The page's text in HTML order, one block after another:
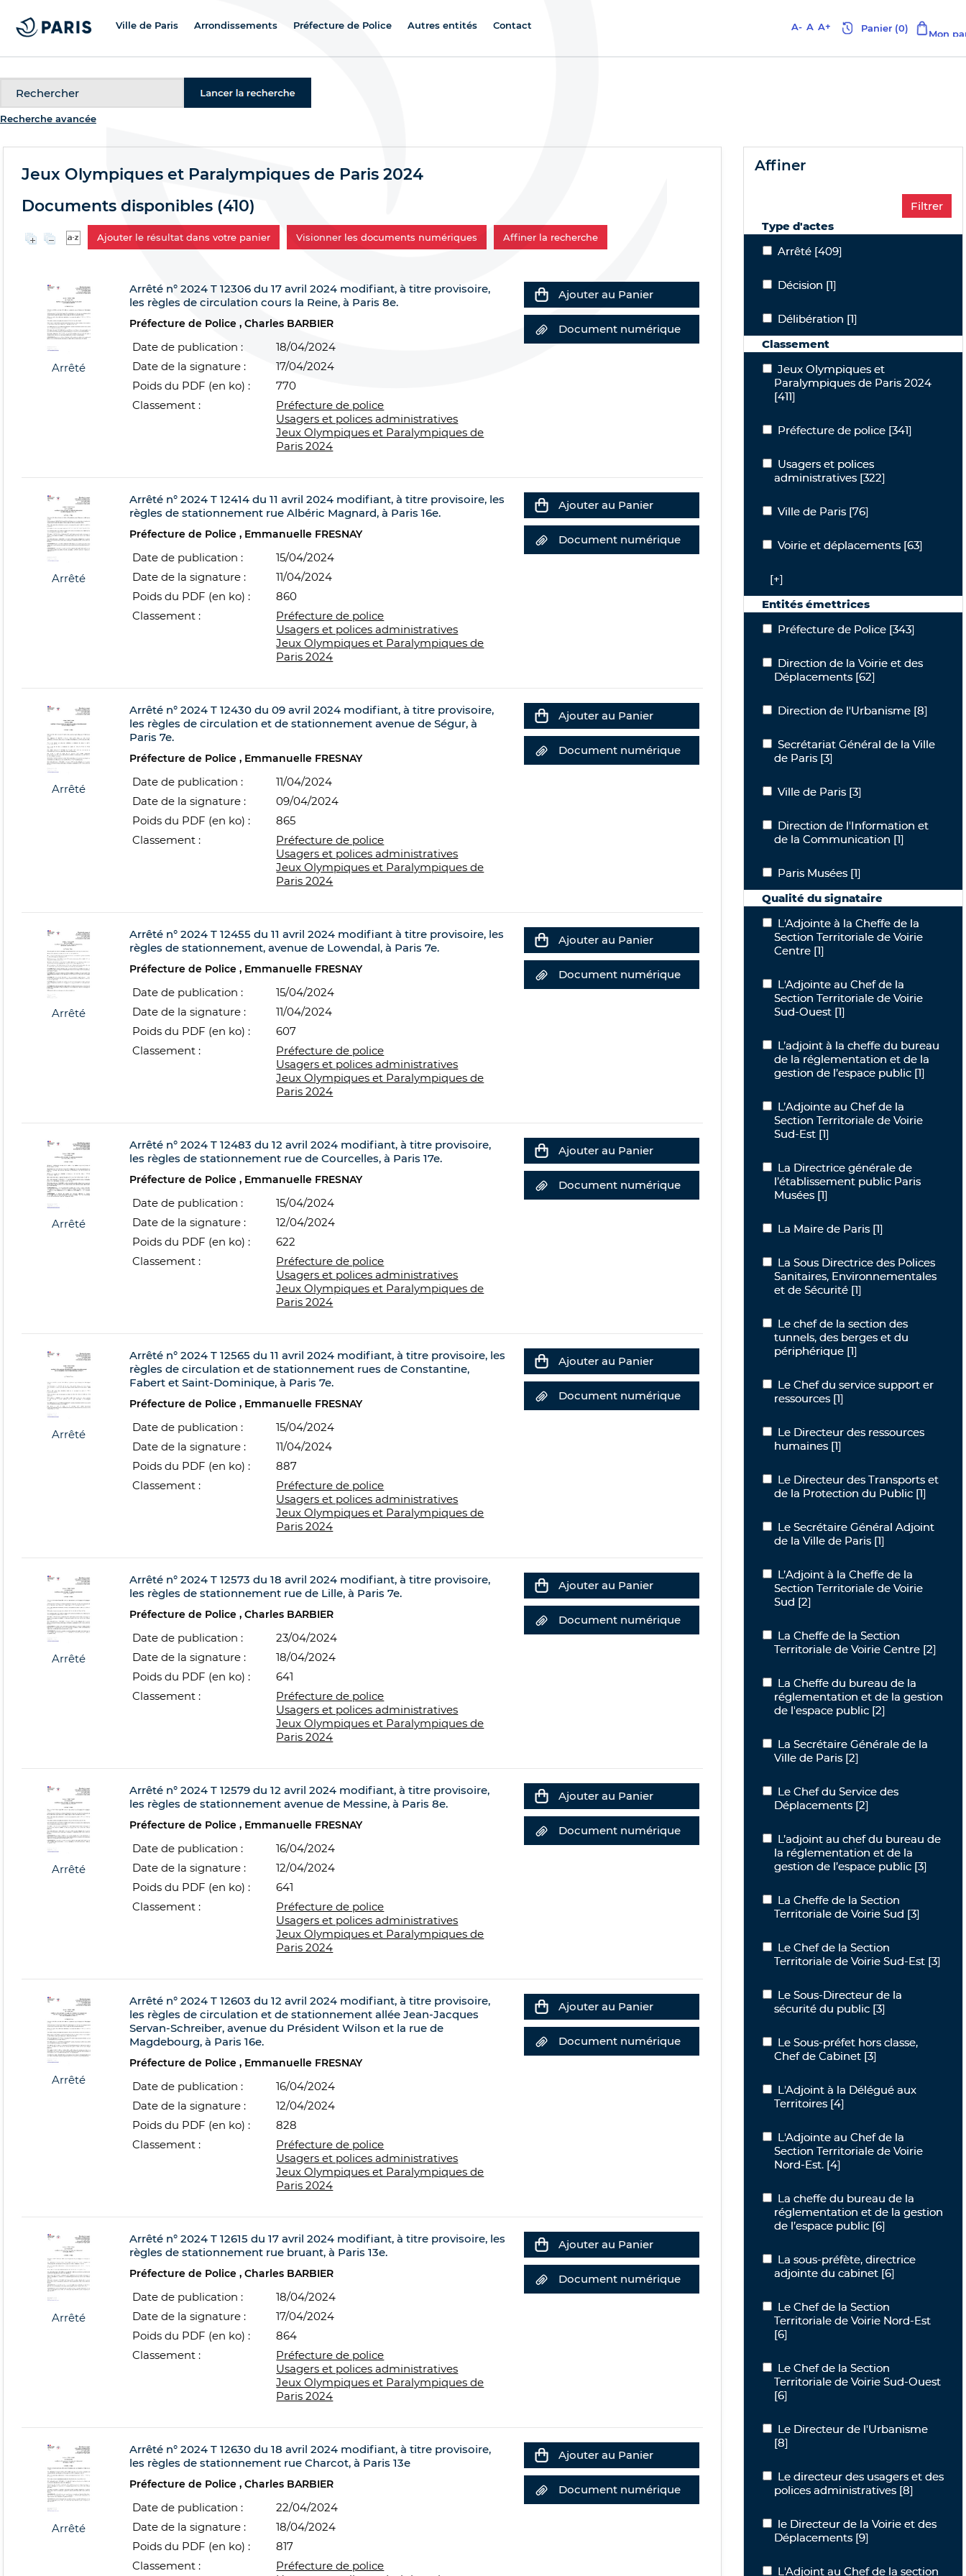
Ville de Paris Arrondissements Préfecture de Police Autres entités Contact A- A A+
Recherche avancée
Jeux Olympiques et Paralympiques de Paris 2024
Documents disponibles (410)
Ajouter le résultat dans votre panier Visionner les documents numériques Affiner la recherche
Arrêté
Arrêté n° 2024 T 12306 du 17 avril 2024 modifiant, à titre provisoire,
les règles de circulation cours la Reine, à Paris 8e.
Préfecture de Police Charles BARBIER
Date de publication :
18/04/2024
Date de la signature :
17/04/2024
Poids du PDF (en ko) :
770
Classement :
Préfecture de police
Usagers et polices administratives
Jeux Olympiques et Paralympiques de
Paris 2024
Ajouter au Panier
Document numérique
Arrêté
Arrêté n° 2024 T 12414 du 11 avril 2024 modifiant, à titre provisoire, les
règles de stationnement rue Albéric Magnard, à Paris 16e.
Préfecture de Police Emmanuelle FRESNAY
Date de publication :
15/04/2024
Date de la signature :
11/04/2024
Poids du PDF (en ko) :
860
Classement :
Préfecture de police
Usagers et polices administratives
Jeux Olympiques et Paralympiques de
Paris 2024
Ajouter au Panier
Document numérique
Arrêté
Arrêté n° 2024 T 12430 du 09 avril 2024 modifiant, à titre provisoire,
les règles de circulation et de stationnement avenue de Ségur, à
Paris 7e.
Préfecture de Police Emmanuelle FRESNAY
Date de publication :
11/04/2024
Date de la signature :
09/04/2024
Poids du PDF (en ko) :
865
Classement :
Préfecture de police
Usagers et polices administratives
Jeux Olympiques et Paralympiques de
Paris 2024
Ajouter au Panier
Document numérique
Arrêté
Arrêté n° 2024 T 12455 du 11 avril 2024 modifiant à titre provisoire, les
règles de stationnement, avenue de Lowendal, à Paris 7e.
Préfecture de Police Emmanuelle FRESNAY
Date de publication :
15/04/2024
Date de la signature :
11/04/2024
Poids du PDF (en ko) :
607
Classement :
Préfecture de police
Usagers et polices administratives
Jeux Olympiques et Paralympiques de
Paris 2024
Ajouter au Panier
Document numérique
Arrêté
Arrêté n° 2024 T 12483 du 12 avril 2024 modifiant, à titre provisoire,
les règles de stationnement rue de Courcelles, à Paris 17e.
Préfecture de Police Emmanuelle FRESNAY
Date de publication :
15/04/2024
Date de la signature :
12/04/2024
Poids du PDF (en ko) :
622
Classement :
Préfecture de police
Usagers et polices administratives
Jeux Olympiques et Paralympiques de
Paris 2024
Ajouter au Panier
Document numérique
Arrêté
Arrêté n° 2024 T 12565 du 11 avril 2024 modifiant, à titre provisoire, les
règles de circulation et de stationnement rues de Constantine,
Fabert et Saint-Dominique, à Paris 7e.
Préfecture de Police Emmanuelle FRESNAY
Date de publication :
15/04/2024
Date de la signature :
11/04/2024
Poids du PDF (en ko) :
887
Classement :
Préfecture de police
Usagers et polices administratives
Jeux Olympiques et Paralympiques de
Paris 2024
Ajouter au Panier
Document numérique
Arrêté
Arrêté n° 2024 T 12573 du 18 avril 2024 modifiant, à titre provisoire,
les règles de stationnement rue de Lille, à Paris 7e.
Préfecture de Police Charles BARBIER
Date de publication :
23/04/2024
Date de la signature :
18/04/2024
Poids du PDF (en ko) :
641
Classement :
Préfecture de police
Usagers et polices administratives
Jeux Olympiques et Paralympiques de
Paris 2024
Ajouter au Panier
Document numérique
Arrêté
Arrêté n° 2024 T 12579 du 12 avril 2024 modifiant, à titre provisoire,
les règles de stationnement avenue de Messine, à Paris 8e.
Préfecture de Police Emmanuelle FRESNAY
Date de publication :
16/04/2024
Date de la signature :
12/04/2024
Poids du PDF (en ko) :
641
Classement :
Préfecture de police
Usagers et polices administratives
Jeux Olympiques et Paralympiques de
Paris 2024
Ajouter au Panier
Document numérique
Arrêté
Arrêté n° 2024 T 12603 du 12 avril 2024 modifiant, à titre provisoire,
les règles de circulation et de stationnement allée Jean-Jacques
Servan-Schreiber, avenue du Président Wilson et la rue de
Magdebourg, à Paris 16e.
Préfecture de Police Emmanuelle FRESNAY
Date de publication :
16/04/2024
Date de la signature :
12/04/2024
Poids du PDF (en ko) :
828
Classement :
Préfecture de police
Usagers et polices administratives
Jeux Olympiques et Paralympiques de
Paris 2024
Ajouter au Panier
Document numérique
Arrêté
Arrêté n° 2024 T 12615 du 17 avril 2024 modifiant, à titre provisoire, les
règles de stationnement rue bruant, à Paris 13e.
Préfecture de Police Charles BARBIER
Date de publication :
18/04/2024
Date de la signature :
17/04/2024
Poids du PDF (en ko) :
864
Classement :
Préfecture de police
Usagers et polices administratives
Jeux Olympiques et Paralympiques de
Paris 2024
Ajouter au Panier
Document numérique
Arrêté
Arrêté n° 2024 T 12630 du 18 avril 2024 modifiant, à titre provisoire,
les règles de stationnement rue Charcot, à Paris 13e
Préfecture de Police Charles BARBIER
Date de publication :
22/04/2024
Date de la signature :
18/04/2024
Poids du PDF (en ko) :
817
Classement :
Préfecture de police
Ajouter au Panier
Document numérique
affiner
Type d'actes
Arrêté
Arrêté [409]
Décision
Décision [1]
Délibération
Délibération [1]
Classement
Jeux Olympiques et Paralympiques
Jeux Olympiques et
Paralympiques de Paris 2024
[411]
Préfecture de police
Préfecture de police [341]
Usagers et polices administratives
Usagers et polices
administratives [322]
Ville de Paris
Ville de Paris [76]
Voirie et déplacements
Voirie et déplacements [63]
[+]
Entités émettrices
Préfecture de Police
Préfecture de Police [343]
Direction de la Voirie et des
Direction de la Voirie et des
Déplacements [62]
Direction de l'Urbanisme
Direction de l'Urbanisme [8]
Secrétariat Général de la Ville de Paris
Secrétariat Général de la Ville
de Paris [3]
Ville de Paris
Ville de Paris [3]
Direction de l'Information et de la
Direction de l'Information et
de la Communication [1]
Paris Musées
Paris Musées [1]
Qualité du signataire
L'Adjointe à la Cheffe de la Section
L'Adjointe à la Cheffe de la
Section Territoriale de Voirie
Centre [1]
L'Adjointe au Chef de la Section
L'Adjointe au Chef de la
Section Territoriale de Voirie
Sud-Ouest [1]
L’adjoint à la cheffe du bureau de la
L’adjoint à la cheffe du bureau
de la réglementation et de la
gestion de l’espace public [1]
L’Adjointe au Chef de la Section
L’Adjointe au Chef de la
Section Territoriale de Voirie
Sud-Est [1]
La Directrice générale de
La Directrice générale de
l’établissement public Paris
Musées [1]
La Maire de Paris
La Maire de Paris [1]
La Sous Directrice des Polices
La Sous Directrice des Polices
Sanitaires, Environnementales
et de Sécurité [1]
Le chef de la section des tunnels,
Le chef de la section des
tunnels, des berges et du
périphérique [1]
Le Chef du service support er
Le Chef du service support er
ressources [1]
Le Directeur des ressources humaines
Le Directeur des ressources
humaines [1]
Le Directeur des Transports et de la
Le Directeur des Transports et
de la Protection du Public [1]
Le Secrétaire Général Adjoint de la
Le Secrétaire Général Adjoint
de la Ville de Paris [1]
L’Adjoint à la Cheffe de la Section
L’Adjoint à la Cheffe de la
Section Territoriale de Voirie
Sud [2]
La Cheffe de la Section Territoriale de
La Cheffe de la Section
Territoriale de Voirie Centre [2]
La Cheffe du bureau de la
La Cheffe du bureau de la
réglementation et de la gestion
de l'espace public [2]
La Secrétaire Générale de la Ville de
La Secrétaire Générale de la
Ville de Paris [2]
Le Chef du Service des Déplacements
Le Chef du Service des
Déplacements [2]
L’adjoint au chef du bureau de la
L’adjoint au chef du bureau de
la réglementation et de la
gestion de l’espace public [3]
La Cheffe de la Section Territoriale de
La Cheffe de la Section
Territoriale de Voirie Sud [3]
Le Chef de la Section Territoriale de
Le Chef de la Section
Territoriale de Voirie Sud-Est [3]
Le Sous-Directeur de la sécurité du
Le Sous-Directeur de la
sécurité du public [3]
Le Sous-préfet hors classe, Chef de
Le Sous-préfet hors classe,
Chef de Cabinet [3]
L'Adjoint à la Délégué aux Territoires
L'Adjoint à la Délégué aux
Territoires [4]
L'Adjointe au Chef de la Section
L'Adjointe au Chef de la
Section Territoriale de Voirie
Nord-Est. [4]
La cheffe du bureau de la
La cheffe du bureau de la
réglementation et de la gestion
de l’espace public [6]
La sous-préfète, directrice adjointe
La sous-préfète, directrice
adjointe du cabinet [6]
Le Chef de la Section Territoriale de
Le Chef de la Section
Territoriale de Voirie Nord-Est
[6]
Le Chef de la Section Territoriale de
Le Chef de la Section
Territoriale de Voirie Sud-Ouest
[6]
Le Directeur de l'Urbanisme
Le Directeur de l'Urbanisme
[8]
Le directeur des usagers et des
Le directeur des usagers et des
polices administratives [8]
le Directeur de la Voirie et des
le Directeur de la Voirie et des
Déplacements [9]
L'Adjoint au Chef de la section des
L'Adjoint au Chef de la section